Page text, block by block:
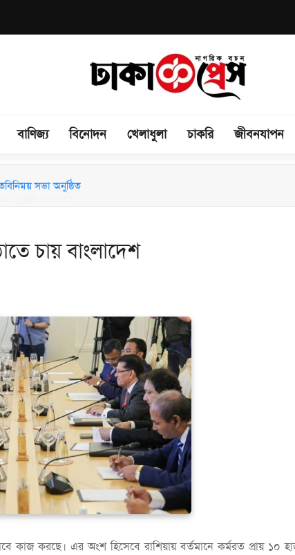
বাণিজ্য বিনোদন খেলাধুলা চাকরি জীবনযাপন
সভা অনুষ্ঠিত
চায় বাংলাদেশ
কাজ করছে। এর অংশ হিসেবে রাশিয়ায় বর্তমানে কর্মরত প্রায় ১০